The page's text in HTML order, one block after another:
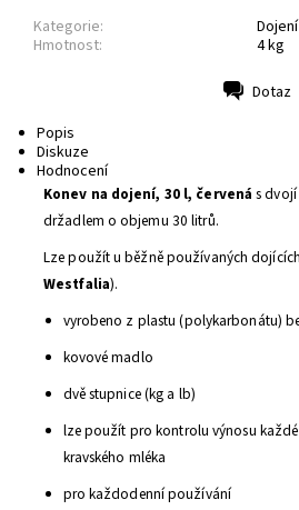
Kategorie:
Dojení
Hmotnost:
4 kg
Dotaz
Popis
Diskuze
Hodnocení
Konev na dojení, 30 l, červená s
držadlem o objemu 30 litrů.
Lze použít u běžně používaných
Westfalia).
vyrobeno z plastu (polykarbonátu)
kovové madlo
dvě stupnice(kg a lb)
lze použít pro kontrolu výnosu
kravského mléka
pro každodenní používání